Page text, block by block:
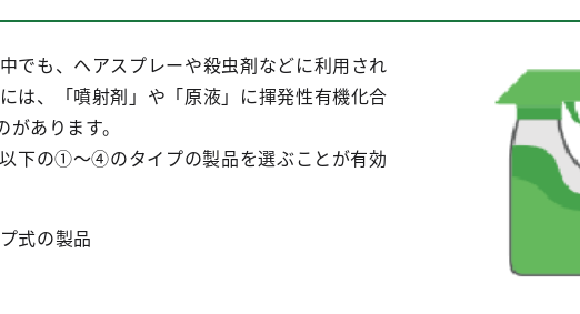
でも、ヘアスプレーや殺虫剤などに利用され
は、「噴射剤」や「原液」に揮発性有機化合
あります。
下の①〜④のタイプの製品を選ぶことが有効
式の製品